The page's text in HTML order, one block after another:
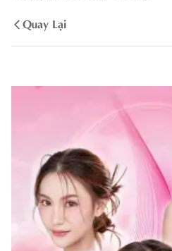
Quay Lại